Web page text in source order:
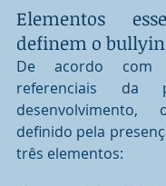
Elementos
definem o
De acordo com
referenciais da
definido pela
três elementos: